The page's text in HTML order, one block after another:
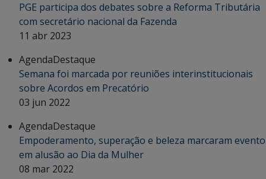
PGE participa dos debates sobre a Reforma Tributária
com secretário nacional da Fazenda
11 abr 2023
AgendaDestaque
Semana foi marcada por reuniões interinstitucionais
sobre Acordos em Precatório
03 jun 2022
AgendaDestaque
Empoderamento, superação e beleza marcaram evento
em alusão ao Dia da Mulher
08 mar 2022